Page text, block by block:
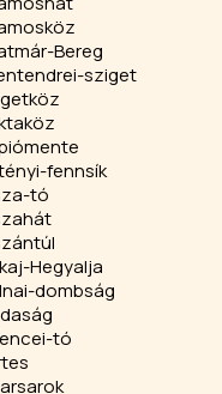
Bereg
sziget
fennsík
tó
Hegyalja
dombság
tó